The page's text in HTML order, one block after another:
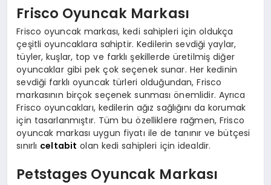
Frisco Oyuncak Markası
Frisco oyuncak markası, kedi sahipleri için oldukça
çeşitli oyuncaklara sahiptir. Kedilerin sevdiği yaylar,
tüyler, kuşlar, top ve farklı şekillerde üretilmiş diğer
oyuncaklar gibi pek çok seçenek sunar. Her kedinin
sevdiği farklı oyuncak türleri olduğundan, Frisco
markasının birçok seçenek sunması önemlidir. Ayrıca
Frisco oyuncakları, kedilerin ağız sağlığını da korumak
için tasarlanmıştır. Tüm bu özelliklere rağmen, Frisco
oyuncak markası uygun fiyatı ile de tanınır ve bütçesi
sınırlı celtabit olan kedi sahipleri için idealdir.
Petstages Oyuncak Markası